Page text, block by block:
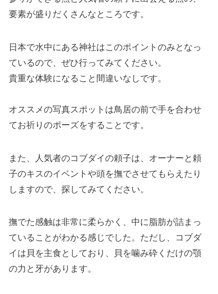
要素が盛りだくさんなところです。
日本で水中にある神社はこのポイントのみとなっ
ているので、ぜひ行ってみてください。
貴重な体験になること間違いなしです。
オススメの写真スポットは鳥居の前で手を合わせ
てお祈りのポーズをすることです。
また、人気者のコブダイの頼子は、オーナーと頼
子のキスのイベントや頭を撫でさせてもらえたり
しますので、探してみてください。
撫でた感触は非常に柔らかく、中に脂肪が詰まっ
ていることがわかる感じでした。ただし、コブダ
イは貝を主食としており、貝を噛み砕くだけの顎
の力と牙があります。